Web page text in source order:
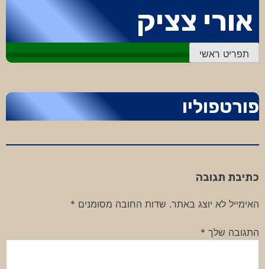
לתוכן
אורי צציק
תפריט ראשי
פורטפוליו
כתיבת תגובה
האימייל לא יוצג באתר. שדות החובה מסומנים *
התגובה שלך *